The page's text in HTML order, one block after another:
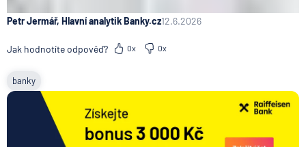
Petr Jermář, Hlavní analytik Banky.cz12.6.2026
Jak hodnotíte odpověď? 0x 0x
banky